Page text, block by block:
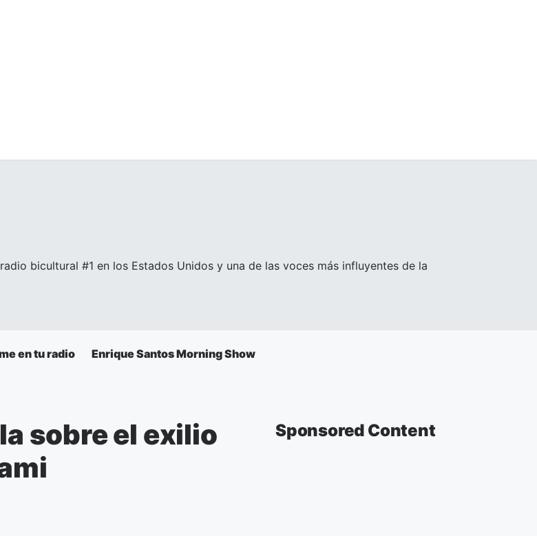
bicultural #1 en los Estados Unidos y una de las voces más influyentes de la
en tu radio Enrique Santos Morning Show
sobre el exilio
Sponsored Content